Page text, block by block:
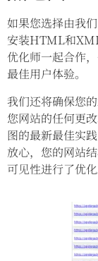
如果您选择由我
安装HTML和
优化师一起合作
最佳用户体验。
我们还将确保您
您网站的任何更
图的最新最佳实
放心，您的网站
可见性进行了优化